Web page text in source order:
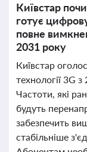
Київстар
готує
повне
2031 року
Київстар
технології 3G з
Частоти, які
будуть
забезпечить
стабільніше